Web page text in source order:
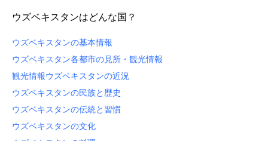
ウズベキスタンはどんな国？
ウズベキスタンの基本情報
ウズベキスタン各都市の見所・観光情報
観光情報ウズベキスタンの近況
ウズベキスタンの民族と歴史
ウズベキスタンの伝統と習慣
ウズベキスタンの文化